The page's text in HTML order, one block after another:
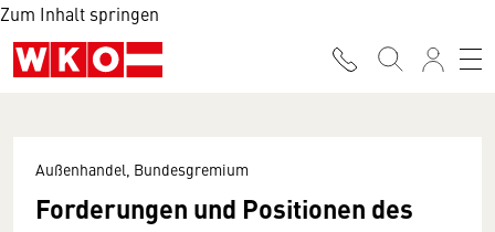
Zum Inhalt springen
Außenhandel, Bundesgremium
Forderungen und Positionen des